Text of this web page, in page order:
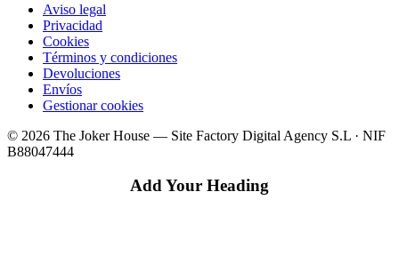
Aviso legal
Privacidad
Cookies
Términos y condiciones
Devoluciones
Envíos
Gestionar cookies
© 2026 The Joker House — Site Factory Digital Agency S.L · NIF
B88047444
Add Your Heading